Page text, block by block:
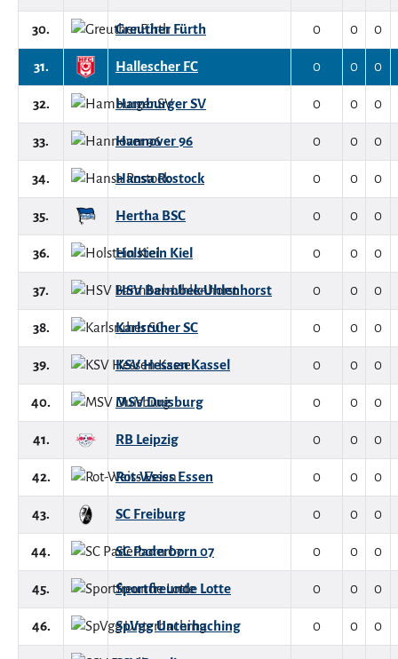
30. Greuther Fürth 0 0 0
31. Hallescher FC 0 0 0
32. Hamburger SV 0 0 0
33. Hannover 96 0 0 0
34. Hansa Rostock 0 0 0
35. Hertha BSC 0 0 0
36. Holstein Kiel 0 0 0
37. HSV Barmbek-Uhlenhorst 0 0 0
38. Karlsruher SC 0 0 0
39. KSV Hessen Kassel 0 0 0
40. MSV Duisburg 0 0 0
41. RB Leipzig 0 0 0
42. Rot-Weiss Essen 0 0 0
43. SC Freiburg 0 0 0
44. SC Paderborn 07 0 0 0
45. Sportfreunde Lotte 0 0 0
46. SpVgg Unterhaching 0 0 0